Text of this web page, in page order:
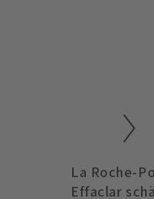
La Roche-
Effaclar